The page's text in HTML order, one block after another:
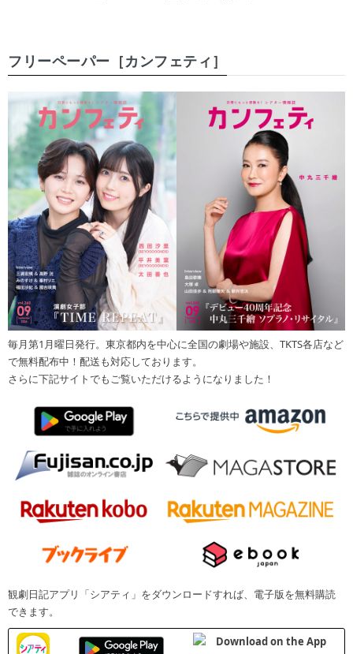
フリーペーパー［カンフェティ］
毎月第1月曜日発行。東京都内を中心に全国の劇場や施設、TKTS各店など
で無料配布中！配送も対応しております。
さらに下記サイトでもご覧いただけるようになりました！
観劇日記アプリ「シアティ」をダウンロードすれば、電子版を無料購読
できます。